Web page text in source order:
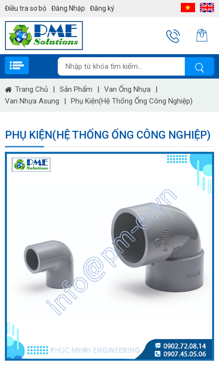
Điều tra sơ bộ Đăng Nhập Đăng ký
Trang Chủ | Sản Phẩm | Van Ống Nhựa
|
Van Nhựa Asung
| Phụ Kiện(Hệ Thống Ống Công Nghiệp)
PHỤ KIỆN(HỆ THỐNG ỐNG CÔNG NGHIỆP)